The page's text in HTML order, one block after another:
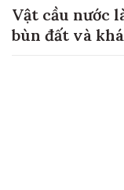
Vật cầu nước
bùn đất và